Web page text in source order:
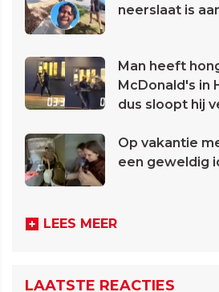
neerslaat is
Man heeft
McDonald's in
dus sloopt hij
Op vakantie
een geweldig
LEES MEER
LAATSTE REACTIES